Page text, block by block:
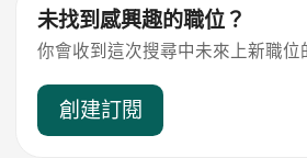
未找到感興趣的職位？
你會收到這次搜尋中未來上新職位
創建訂閱